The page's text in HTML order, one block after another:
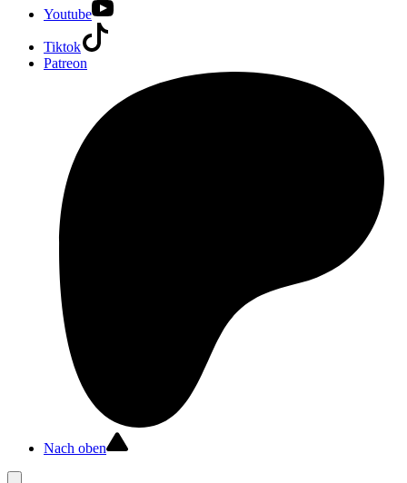
Youtube
Tiktok
Patreon
Nach oben